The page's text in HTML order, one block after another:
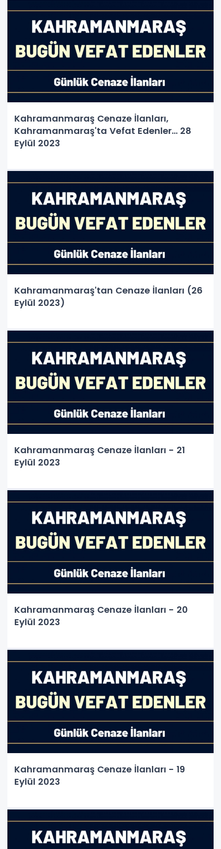
Kahramanmaraş Cenaze İlanları,
Kahramanmaraş'ta Vefat Edenler... 28
Eylül 2023
Kahramanmaraş'tan Cenaze İlanları (26
Eylül 2023)
Kahramanmaraş Cenaze İlanları - 21
Eylül 2023
Kahramanmaraş Cenaze İlanları - 20
Eylül 2023
Kahramanmaraş Cenaze İlanları - 19
Eylül 2023